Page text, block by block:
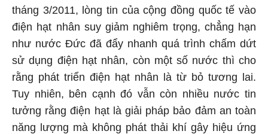
tháng 3/2011, lòng tin của cộng đồng quốc tế vào
điện hạt nhân suy giảm nghiêm trọng, chẳng hạn
như nước Đức đã đẩy nhanh quá trình chấm dứt
sử dụng điện hạt nhân, còn một số nước thì cho
rằng phát triển điện hạt nhân là từ bỏ tương lai.
Tuy nhiên, bên cạnh đó vẫn còn nhiều nước tin
tưởng rằng điện hạt là giải pháp bảo đảm an toàn
năng lượng mà không phát thải khí gây hiệu ứng